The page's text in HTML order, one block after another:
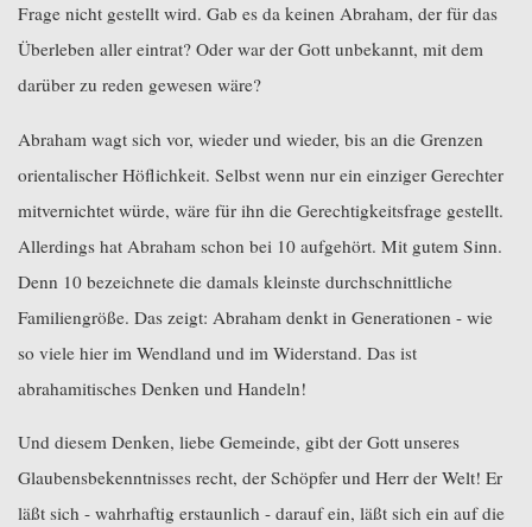
Frage nicht gestellt wird. Gab es da keinen Abraham, der für das
Überleben aller eintrat? Oder war der Gott unbekannt, mit dem
darüber zu reden gewesen wäre?
Abraham wagt sich vor, wieder und wieder, bis an die Grenzen
orientalischer Höflichkeit. Selbst wenn nur ein einziger Gerechter
mitvernichtet würde, wäre für ihn die Gerechtigkeitsfrage gestellt.
Allerdings hat Abraham schon bei 10 aufgehört. Mit gutem Sinn.
Denn 10 bezeichnete die damals kleinste durchschnittliche
Familiengröße. Das zeigt: Abraham denkt in Generationen - wie
so viele hier im Wendland und im Widerstand. Das ist
abrahamitisches Denken und Handeln!
Und diesem Denken, liebe Gemeinde, gibt der Gott unseres
Glaubensbekenntnisses recht, der Schöpfer und Herr der Welt! Er
läßt sich - wahrhaftig erstaunlich - darauf ein, läßt sich ein auf die